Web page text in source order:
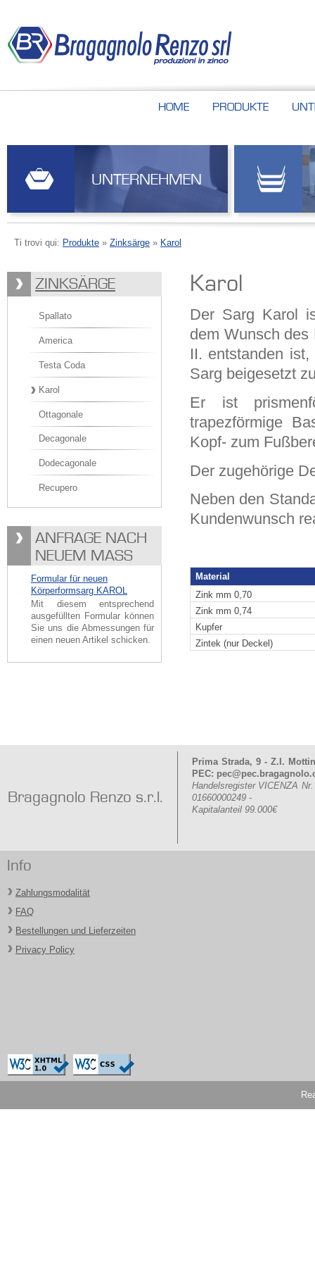
HOME PRODUKTE
UNTERNEHMEN
Ti trovi qui: Produkte » Zinksärge » Karol
ZINKSÄRGE
Spallato
America
Testa Coda
Karol
Ottagonale
Decagonale
Dodecagonale
Recupero
ANFRAGE NACH
NEUEM MASS
Formular für neuen
Körperformsarg KAROL
Mit diesem entsprechend
ausgefüllten Formular können
Sie uns die Abmessungen für
einen neuen Artikel schicken.
Karol
Der Sarg Karol
dem Wunsch
II. entstanden
Sarg beigesetzt
Er ist
trapezförmige
Kopf- zum
Der zugehörige
Neben den
Kundenwunsch
Material
Zink mm 0,70
Zink mm 0,74
Kupfer
Zintek (nur Deckel)
Bragagnolo Renzo s.r.l.
Prima Strada, 9 - Z.I.
PEC:
Handelsregister VICENZA
01660000249 -
Kapitalanteil 99.000€
Info
Zahlungsmodalität
FAQ
Bestellungen und Lieferzeiten
Privacy Policy